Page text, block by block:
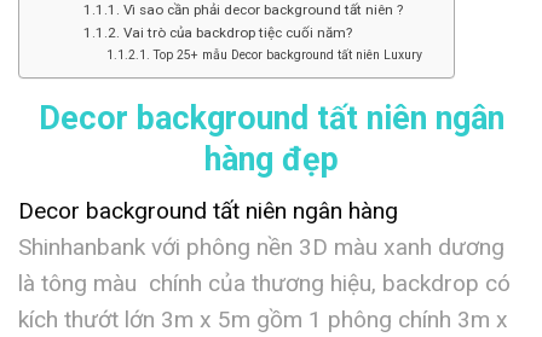
Vì sao cần phải decor background tất niên ?
Vai trò của backdrop tiệc cuối năm?
Top 25+ mẫu Decor background tất niên Luxury
Decor background tất niên ngân
hàng đẹp
Decor background tất niên ngân hàng
Shinhanbank với phông nền 3D màu xanh dương
là tông màu chính của thương hiệu, backdrop có
kích thướt lớn 3m x 5m gồm 1 phông chính 3m x